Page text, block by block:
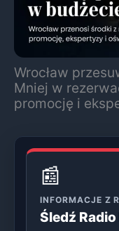
Wrocław
Mniej w
promocję i
📰
INFORMACJE Z
Śledź